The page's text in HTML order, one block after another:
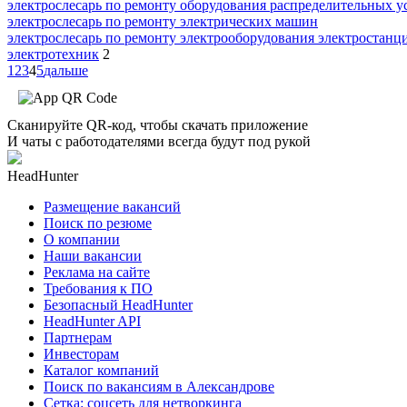
электрослесарь по ремонту оборудования распределительных
электрослесарь по ремонту электрических машин
электрослесарь по ремонту электрооборудования
электротехник 2
1 2345дальше
Сканируйте QR-код, чтобы скачать приложение
И чаты с работодателями всегда будут под рукой
HeadHunter
Размещение вакансий
Поиск по резюме
О компании
Наши вакансии
Реклама на сайте
Требования к ПО
Безопасный HeadHunter
HeadHunter API
Партнерам
Инвесторам
Каталог компаний
Поиск по вакансиям в Александрове
Сетка: соцсеть для нетворкинга